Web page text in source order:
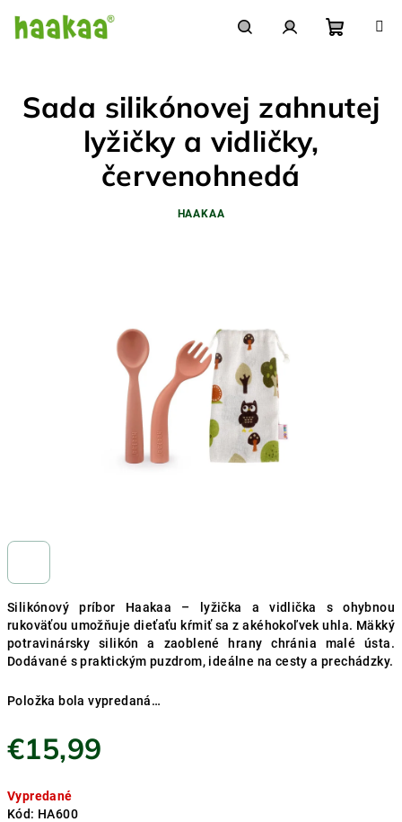
obsah
košík
Silikónový príbor Haakaa – lyžička a vidlička s ohybnou
rukoväťou umožňuje dieťaťu kŕmiť sa z akéhokoľvek uhla. Mäkký
potravinársky silikón a zaoblené hrany chránia malé ústa.
Dodávané s praktickým puzdrom, ideálne na cesty a prechádzky.
Položka bola vypredaná…
€15,99
cena:
Vypredané
Kód: HA600
Sada silikónovej zahnutej
lyžičky a vidličky,
červenohnedá
HAAKAA